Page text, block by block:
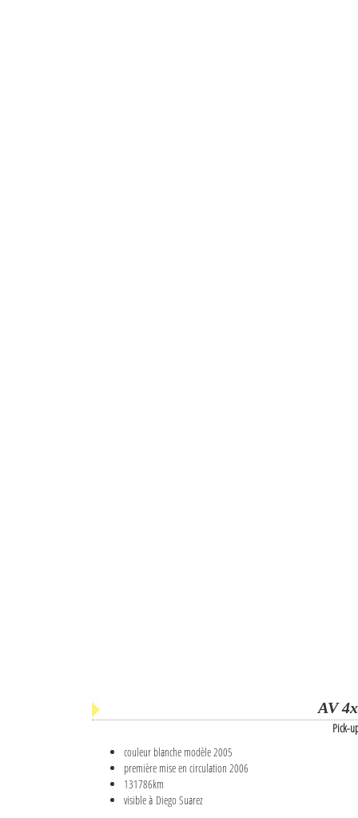
AV
Pick-
couleur blanche modèle 2005
première mise en circulation 2006
131786km
visible à Diego Suarez